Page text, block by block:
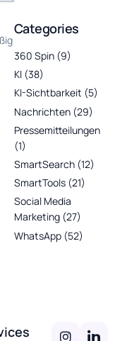
Categories
360 Spin(9)
KI(38)
KI-Sichtbarkeit (5)
Nachrichten(29)
Pressemitteilungen
(1)
SmartSearch(12)
SmartTools(21)
Social Media
Marketing(27)
WhatsApp(52)